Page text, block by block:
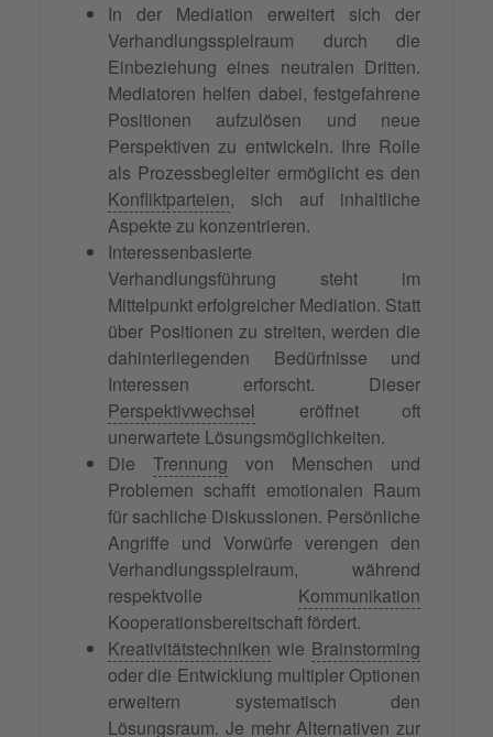
In der Mediation erweitert sich der
Verhandlungsspielraum durch die
Einbeziehung eines neutralen Dritten.
Mediatoren helfen dabei, festgefahrene
Positionen aufzulösen und neue
Perspektiven zu entwickeln. Ihre Rolle
als Prozessbegleiter ermöglicht es den
Konfliktparteien, sich auf inhaltliche
Aspekte zu konzentrieren.
Interessenbasierte
Verhandlungsführung steht im
Mittelpunkt erfolgreicher Mediation. Statt
über Positionen zu streiten, werden die
dahinterliegenden Bedürfnisse und
Interessen erforscht. Dieser
Perspektivwechsel eröffnet oft
unerwartete Lösungsmöglichkeiten.
Die Trennung von Menschen und
Problemen schafft emotionalen Raum
für sachliche Diskussionen. Persönliche
Angriffe und Vorwürfe verengen den
Verhandlungsspielraum, während
respektvolle Kommunikation
Kooperationsbereitschaft fördert.
Kreativitätstechniken wie Brainstorming
oder die Entwicklung multipler Optionen
erweitern systematisch den
Lösungsraum. Je mehr Alternativen zur